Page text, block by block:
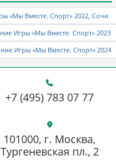
«Мы Вместе. Спорт» 2022, Сочи
Игры «Мы Вместе. Спорт» 2023
Игры «Мы Вместе. Спорт» 2024
+7 (495) 783 07 77
101000, г. Москва,
Тургеневская пл., 2